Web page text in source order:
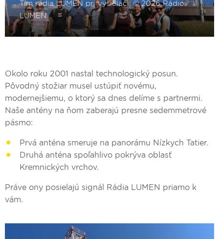
Okolo roku 2001 nastal technologický posun.
Pôvodný stožiar musel ustúpiť novému,
modernejšiemu, o ktorý sa dnes delíme s partnermi.
Naše antény na ňom zaberajú presne sedemmetrové
pásmo:
Prvá anténa smeruje na panorámu Nízkych Tatier.
Druhá anténa spoľahlivo pokrýva oblasť
Kremnických vrchov.
Práve ony posielajú signál Rádia LUMEN priamo k
vám.